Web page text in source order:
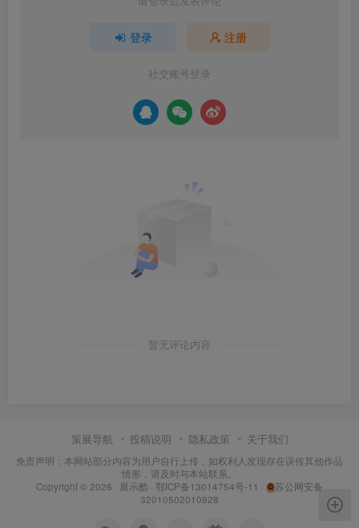
登录 注册
社交账号登录
暂无评论内容
策展导航 投稿说明 隐私政策 关于我们
免责声明：本网站部分内容为用户自行上传，如权利人发现存在误传其他作品
情形，请及时与本站联系。
Copyright © 2026 · 展示酷 · 鄂ICP备13014754号-11 ·
苏公网安备
32010502010928